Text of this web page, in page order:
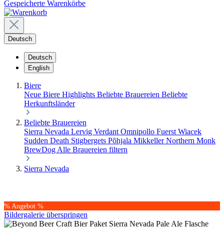
Gespeicherte Warenkörbe
Deutsch
Deutsch
English
Biere
Neue Biere Highlights Beliebte Brauereien Beliebte
Herkunftsländer
Beliebte Brauereien
Sierra Nevada Lervig Verdant Omnipollo Fuerst Wiacek
Sudden Death Stigbergets Põhjala MikkellerNorthern Monk
BrewDog Alle Brauereien filtern
Sierra Nevada
% Angebot %
Bildergalerie überspringen